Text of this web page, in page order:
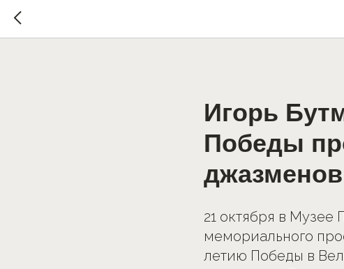
Игорь
Победы
джазменов
21 октября в Музее
мемориального
летию Победы в